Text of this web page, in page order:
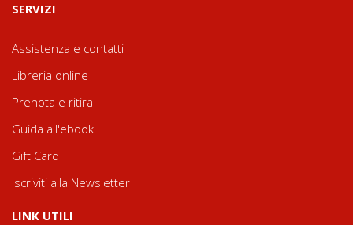
SERVIZI
Assistenza e contatti
Libreria online
Prenota e ritira
Guida all'ebook
Gift Card
Iscriviti alla Newsletter
LINK UTILI